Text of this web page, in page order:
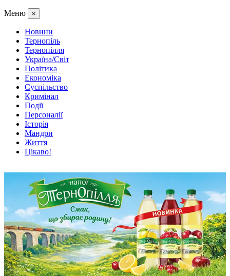
Меню ×
Новини
Тернопіль
Тернопілля
Україна/Світ
Політика
Економіка
Суспільство
Кримінал
Події
Персоналії
Історія
Мандри
Життя
Цікаво!